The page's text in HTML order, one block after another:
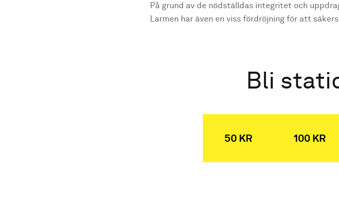
På grund av de nödställdas integritet och
Larmen har även en viss fördröjning för att
Bli
50 KR 100 KR